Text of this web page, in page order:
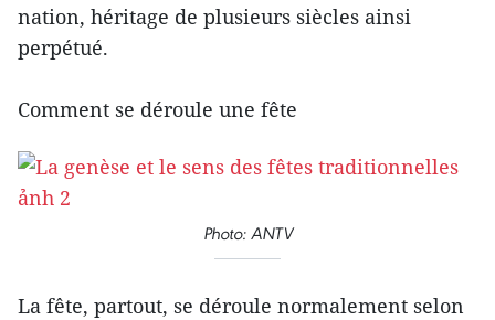
nation, héritage de plusieurs siècles ainsi
perpétué.
Comment se déroule une fête
Photo: ANTV
La fête, partout, se déroule normalement selon